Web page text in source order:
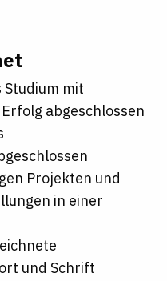
Studium mit
abgeschlossen
Projekten und
in einer
und Schrift